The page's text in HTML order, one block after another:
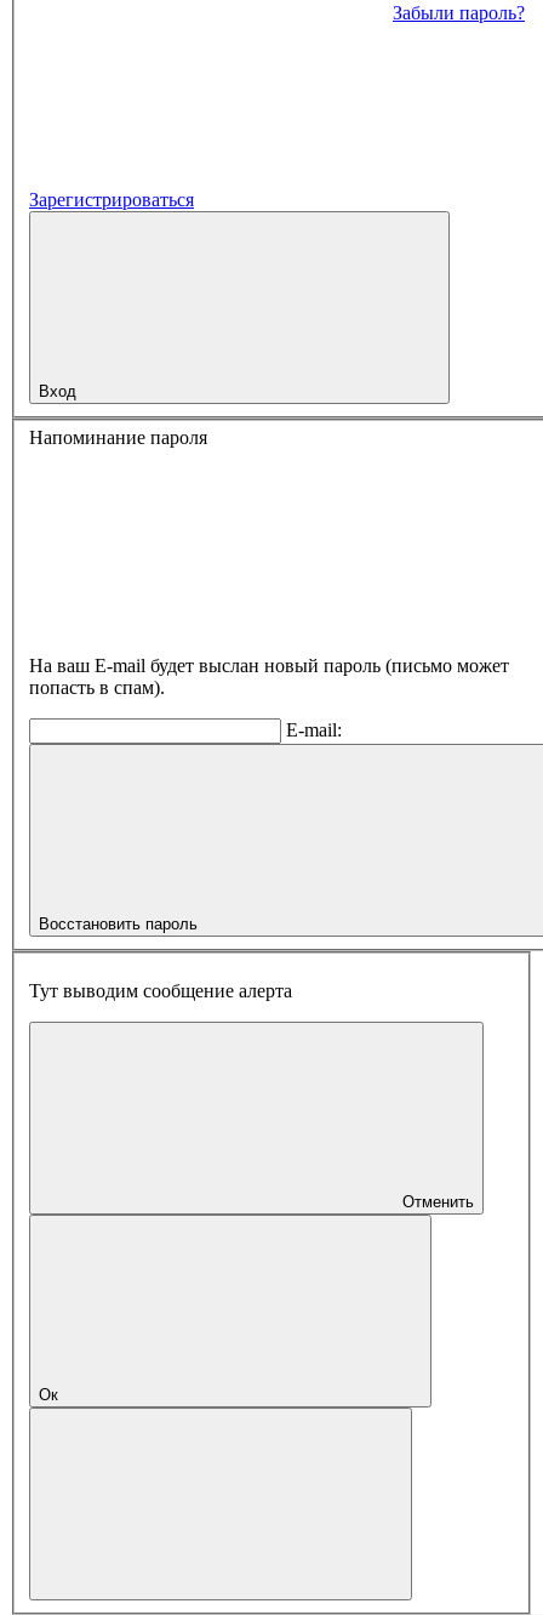
Забыли пароль?
Зарегистрироваться
Вход
Напоминание пароля
На ваш E-mail будет выслан новый пароль (письмо может
попасть в спам).
E-mail:
Восстановить пароль
Тут выводим сообщение алерта
Отменить
Ок